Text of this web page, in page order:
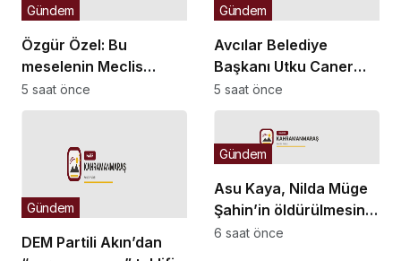
Özgür Özel: Bu
meselenin Meclis
zemininde çözülmesine
yönelik geçmişten beri
tutumumuzu
sürdüreceğiz
Gündem
5 saat önce
Avcılar Belediye
Başkanı Utku Caner
Çaykara ile Seyhan
Belediyesi Temizlik
İşleri Müdürü Özcan
Zenger hakkında
Gündem
5 saat önce
DEM Partili Akın’dan
Gündem
Asu Kaya, Nilda Müge
Şahin’in öldürülmesini
TBMM gündemine
Gündem
6 saat önce